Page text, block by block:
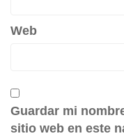
Web
Guardar mi
sitio web en este